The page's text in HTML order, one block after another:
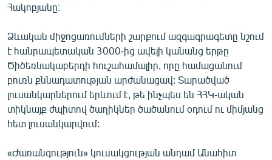
English
ՀԵՏԵՎԵՔ ՄԵԶ
Հակոբյանը։
Ձևական միջոցառումների շարքում ազգագրագետը նշում
է հանրապետական 3000-ից ավելի կանանց երթը
Ծիծեռնակաբերդի հուշահամալիր, որը համացանում
բուռն քննադատության արժանացավ: Տարածված
լուսանկարներում երևում է, թե ինչպես են ՀՀԿ-ական
տիկնայք ժպիտով ծաղիկներ ծածանում օդում ու միմյանց
հետ լուսանկարվում:
«Ժառանգություն» կուսակցության անդամ Անահիտ